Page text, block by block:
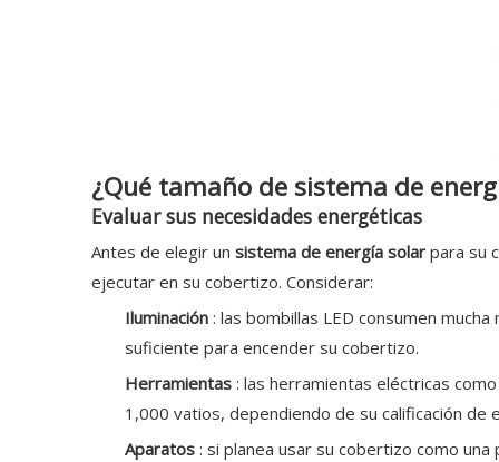
¿Qué tamaño de sistema de
Evaluar sus necesidades energéticas
Antes de elegir un sistema de energía solar para su
ejecutar en su cobertizo. Considerar:
Iluminación : las bombillas LED consumen
suficiente para encender su cobertizo.
Herramientas : las herramientas eléctricas
1,000 vatios, dependiendo de su calificación de
Aparatos : si planea usar su cobertizo como